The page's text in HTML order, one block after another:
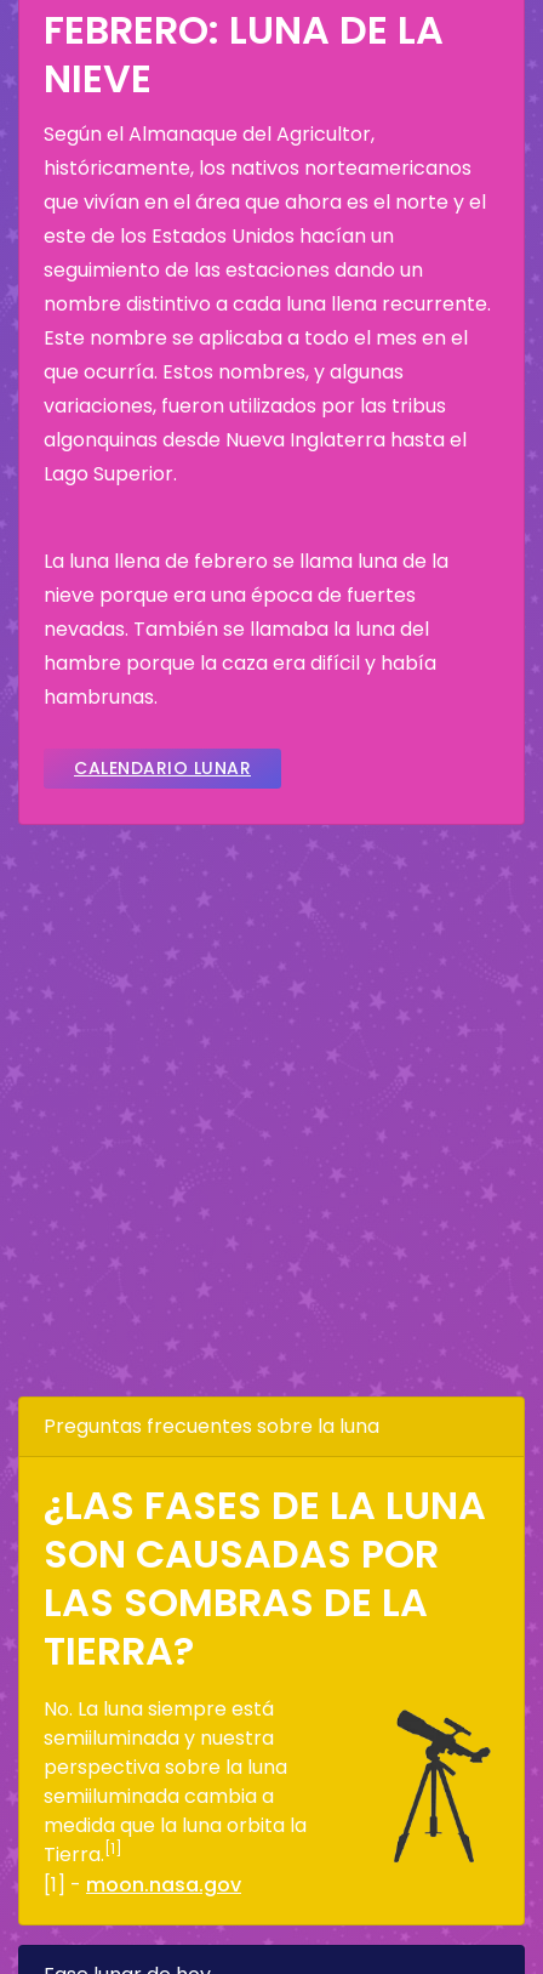
FEBRERO: LUNA DE LA
NIEVE
Según el Almanaque del Agricultor,
históricamente, los nativos norteamericanos
que vivían en el área que ahora es el norte y el
este de los Estados Unidos hacían un
seguimiento de las estaciones dando un
nombre distintivo a cada luna llena recurrente.
Este nombre se aplicaba a todo el mes en el
que ocurría. Estos nombres, y algunas
variaciones, fueron utilizados por las tribus
algonquinas desde Nueva Inglaterra hasta el
Lago Superior.
La luna llena de febrero se llama luna de la
nieve porque era una época de fuertes
nevadas. También se llamaba la luna del
hambre porque la caza era difícil y había
hambrunas.
CALENDARIO LUNAR
Preguntas frecuentes sobre la luna
¿LAS FASES DE LA LUNA
SON CAUSADAS POR
LAS SOMBRAS DE LA
TIERRA?
No. La luna siempre está
semiiluminada y nuestra
perspectiva sobre la luna
semiiluminada cambia a
medida que la luna orbita la
Tierra. [1]
[1] - moon.nasa.gov